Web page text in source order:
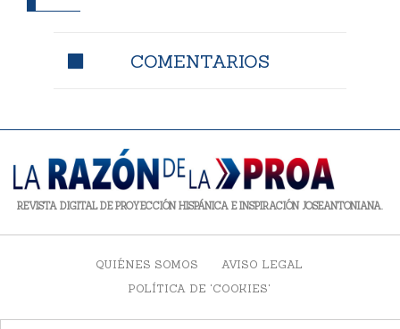
COMENTARIOS
REVISTA DIGITAL DE PROYECCIÓN HISPÁNICA E INSPIRACIÓN JOSEANTONIANA.
QUIÉNES SOMOS
AVISO LEGAL
POLÍTICA DE 'COOKIES'